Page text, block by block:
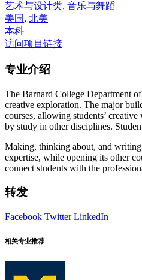
艺术与设计类, 音乐与舞蹈
美国, 北美
本科
访问项目链接
专业介绍
The Barnard College Department
creative exploration. The major
courses, allowing students’
by study in other disciplines.
Making, thinking about, and writing
expertise, while opening its other
connect students with the
转发
Facebook TwitterLinkedIn
相关专业推荐